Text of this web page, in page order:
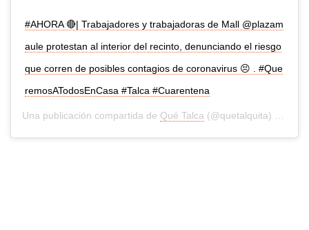
#AHORA 🔴| Trabajadores y trabajadoras de Mall @plazam
aule protestan al interior del recinto, denunciando el riesgo
que corren de posibles contagios de coronavirus 😣 . #Que
remosATodosEnCasa #Talca #Cuarentena
Una publicación compartida de Qué Talca (@quetalquita) el